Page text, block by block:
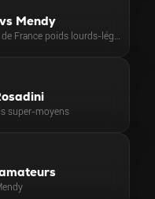
Mendy
super-moyens